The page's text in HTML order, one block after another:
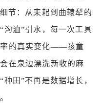
节：从耒耜到曲辕犁的
沟洫”引水，每一次工具
率的真实变化——孩童
在泉边漂洗新收的麻
田”不再是数据增长，